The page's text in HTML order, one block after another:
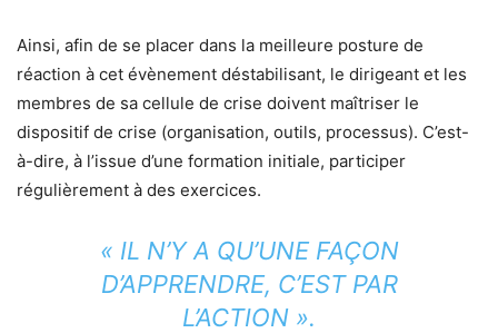
Ainsi, afin de se placer dans la meilleure posture de
réaction à cet évènement déstabilisant, le dirigeant et les
membres de sa cellule de crise doivent maîtriser le
dispositif de crise (organisation, outils, processus). C’est-
à-dire, à l’issue d’une formation initiale, participer
régulièrement à des exercices.
« IL N’Y A QU’UNE FAÇON
D’APPRENDRE, C’EST PAR
L’ACTION ».